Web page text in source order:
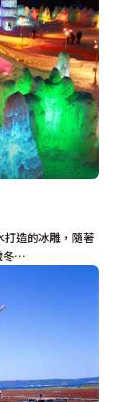
打造的冰雕，隨著
冬…